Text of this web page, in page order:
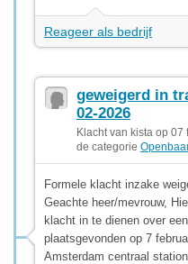
Reageer als bedrijf
geweigerd in
02-2026
Klacht van kista op
de categorie
Formele klacht inzake
Geachte heer/mevrouw,
klacht in te dienen over
plaatsgevonden op 7
Amsterdam centraal